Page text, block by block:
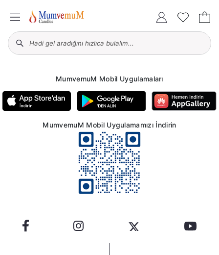
MumvemuM Mobil Uygulamaları
MumvemuM Mobil Uygulamamızı İndirin